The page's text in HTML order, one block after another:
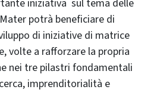
iniziativa sul tema delle
potrà beneficiare di
di iniziative di matrice
volte a rafforzare la propria
nei tre pilastri fondamentali
imprenditorialità e